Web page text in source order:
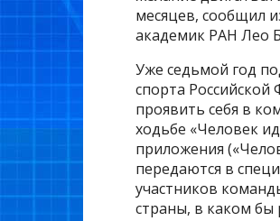
месяцев, сообщил
академик РАН Лео
Уже седьмой год
спорта
проявить себя в
ходьбе «Человек
приложения
передаются в
участников
страны, в каком бы